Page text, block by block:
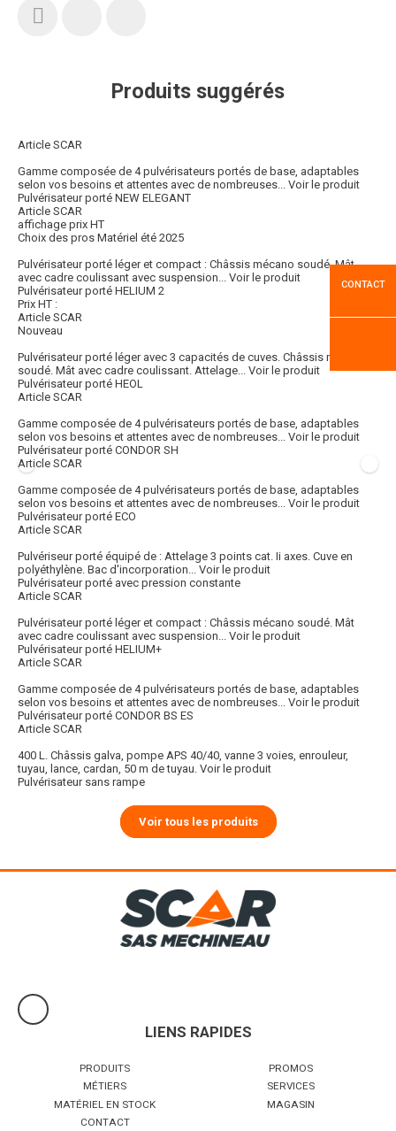
Produits suggérés
Article SCAR
Gamme composée de 4 pulvérisateurs portés de base, adaptables
selon vos besoins et attentes avec de nombreuses... Voir le produit
Pulvérisateur porté NEW ELEGANT
Article SCAR
affichage prix HT
Choix des pros Matériel été 2025
Pulvérisateur porté léger et compact : Châssis mécano soudé. Mât
avec cadre coulissant avec suspension... Voir le produit
Pulvérisateur porté HELIUM 2
Prix HT :
Article SCAR
Nouveau
Pulvérisateur porté léger avec 3 capacités de cuves. Châssis mécano
soudé. Mât avec cadre coulissant. Attelage... Voir le produit
Pulvérisateur porté HEOL
Article SCAR
Gamme composée de 4 pulvérisateurs portés de base, adaptables
selon vos besoins et attentes avec de nombreuses... Voir le produit
Pulvérisateur porté CONDOR SH
Article SCAR
Gamme composée de 4 pulvérisateurs portés de base, adaptables
selon vos besoins et attentes avec de nombreuses... Voir le produit
Pulvérisateur porté ECO
Article SCAR
Pulvériseur porté équipé de : Attelage 3 points cat. Ii axes. Cuve en
polyéthylène. Bac d'incorporation... Voir le produit
Pulvérisateur porté avec pression constante
Article SCAR
Pulvérisateur porté léger et compact : Châssis mécano soudé. Mât
avec cadre coulissant avec suspension... Voir le produit
Pulvérisateur porté HELIUM+
Article SCAR
Gamme composée de 4 pulvérisateurs portés de base, adaptables
selon vos besoins et attentes avec de nombreuses... Voir le produit
Pulvérisateur porté CONDOR BS ES
Article SCAR
400 L. Châssis galva, pompe APS 40/40, vanne 3 voies, enrouleur,
tuyau, lance, cardan, 50 m de tuyau. Voir le produit
Pulvérisateur sans rampe
Voir tous les produits
CONTACT
LIENS RAPIDES
PRODUITS
PROMOS
MÉTIERS
SERVICES
MATÉRIEL EN STOCK
MAGASIN
CONTACT